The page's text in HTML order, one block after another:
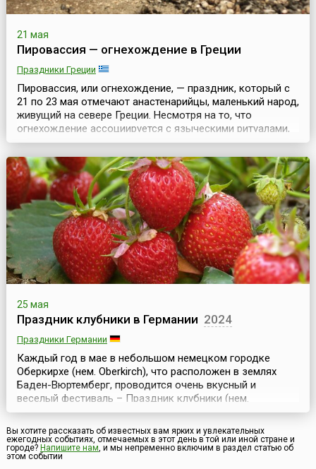
21 мая
Пировассия — огнехождение в Греции
Праздники Греции
Пировассия, или огнехождение, — праздник, который с
21 по 23 мая отмечают анастенарийцы, маленький народ,
живущий на севере Греции. Несмотря на то, что
огнехождение ассоциируется с языческими ритуалами,
греческая Пировассия — христианский праздник.
Греческая православная церковь уже давно объявила
огнеходцев язычниками, но они все равно искренне
верят в то, что во время праздника им покровительств...
25 мая
Праздник клубники в Германии 2024
Праздники Германии
Каждый год в мае в небольшом немецком городке
Оберкирхе (нем. Oberkirch), что расположен в землях
Баден-Вюртемберг, проводится очень вкусный и
веселый фестиваль – Праздник клубники (нем.
Oberkircher Erdbeerfest). Здесь находится крупнейший
оптовый рынок клубники в Германии, поэтому
неудивительно, что и праздник этой вкусной ягоды
проходит именно в этом городе и ведет свою историю с
Вы хотите рассказать об известных вам ярких и увлекательных
ежегодных событиях, отмечаемых в этот день в той или иной стране и
городе? Напишите нам, и мы непременно включим в раздел статью об
этом событии